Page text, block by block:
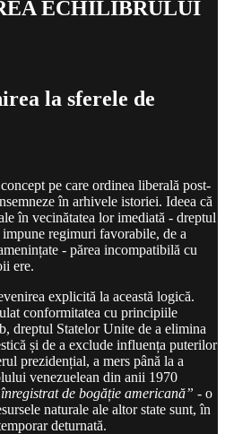
ECHILIBRULUI
la sferele de
pe care ordinea liberală post-
în arhivele istoriei. Ideea că
în vecinătatea lor imediată - dreptul
regimuri favorabile, de a
- părea incompatibilă cu
ere.
explicită la această logică.
conformitatea cu principiile
dreptul Statelor Unite de a elimina
și de a exclude influența puterilor
prezidențial, a mers până la a
venezuelean din anii 1970
de bogăție americană” - o
naturale ale altor state sunt, în
deturnată.